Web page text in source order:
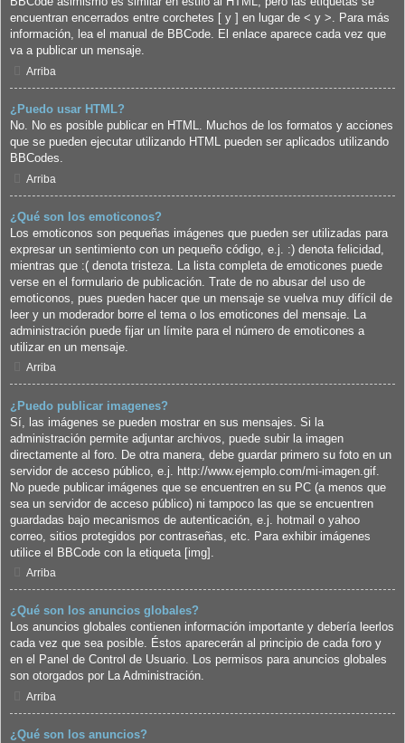
encuentran encerrados entre corchetes [ y ] en lugar de < y >. Para más
información, lea el manual de BBCode. El enlace aparece cada vez que
va a publicar un mensaje.
Arriba
¿Puedo usar HTML?
No. No es posible publicar en HTML. Muchos de los formatos y acciones
que se pueden ejecutar utilizando HTML pueden ser aplicados utilizando
BBCodes.
Arriba
¿Qué son los emoticonos?
Los emoticonos son pequeñas imágenes que pueden ser utilizadas para
expresar un sentimiento con un pequeño código, e.j. :) denota felicidad,
mientras que :( denota tristeza. La lista completa de emoticones puede
verse en el formulario de publicación. Trate de no abusar del uso de
emoticonos, pues pueden hacer que un mensaje se vuelva muy difícil de
leer y un moderador borre el tema o los emoticones del mensaje. La
administración puede fijar un límite para el número de emoticones a
utilizar en un mensaje.
Arriba
¿Puedo publicar imagenes?
Sí, las imágenes se pueden mostrar en sus mensajes. Si la
administración permite adjuntar archivos, puede subir la imagen
directamente al foro. De otra manera, debe guardar primero su foto en un
servidor de acceso público, e.j. http://www.ejemplo.com/mi-imagen.gif.
No puede publicar imágenes que se encuentren en su PC (a menos que
sea un servidor de acceso público) ni tampoco las que se encuentren
guardadas bajo mecanismos de autenticación, e.j. hotmail o yahoo
correo, sitios protegidos por contraseñas, etc. Para exhibir imágenes
utilice el BBCode con la etiqueta [img].
Arriba
¿Qué son los anuncios globales?
Los anuncios globales contienen información importante y debería leerlos
cada vez que sea posible. Éstos aparecerán al principio de cada foro y
en el Panel de Control de Usuario. Los permisos para anuncios globales
son otorgados por La Administración.
Arriba
¿Qué son los anuncios?